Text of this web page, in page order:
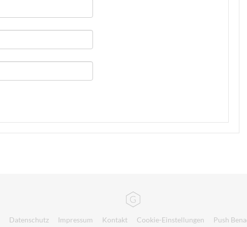
Datenschutz Impressum Kontakt Cookie-Einstellungen Push